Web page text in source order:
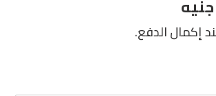
إكمال الدفع.